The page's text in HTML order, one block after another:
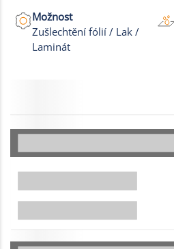
Možnost
Zušlechtění fólií / Lak /
Laminát